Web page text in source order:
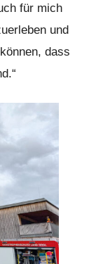
für mich
und
dass